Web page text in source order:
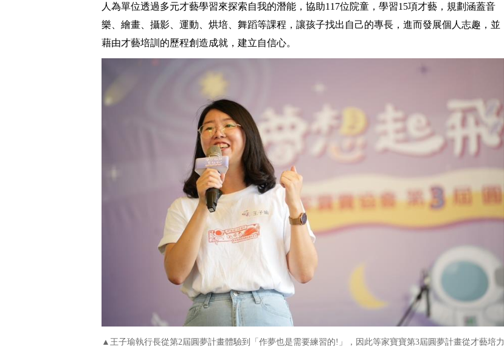
人為單位透過多元才藝學習來探索自我的潛能，協助117位院童，學習15項才藝，規劃涵蓋音
樂、繪畫、攝影、運動、烘培、舞蹈等課程，讓孩子找出自己的專長，進而發展個人志趣，並
藉由才藝培訓的歷程創造成就，建立自信心。
▲王子瑜執行長從第2屆圓夢計畫體驗到「作夢也是需要練習的!」，因此等家寶寶第3屆圓夢計畫從才藝培力